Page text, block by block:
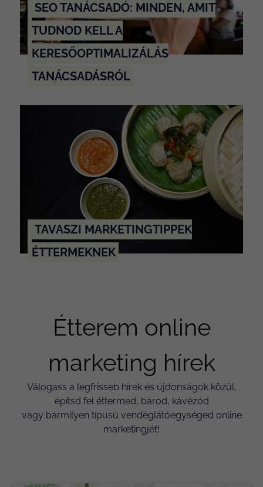
SEO TANÁCSADÓ: MINDEN, AMIT
TUDNOD KELL A
KERESŐOPTIMALIZÁLÁS
TANÁCSADÁSRÓL
TAVASZI MARKETINGTIPPEK
ÉTTERMEKNEK
Étterem online
marketing hírek
Válogass a legfrisseb hírek és újdonságok közül,
építsd fel éttermed, bárod, kávézód
vagy bármilyen típusú vendéglátóegységed online
marketingjét!